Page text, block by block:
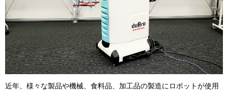
近年、様々な製品や機械、食料品、加工品の製造にロボットが使用